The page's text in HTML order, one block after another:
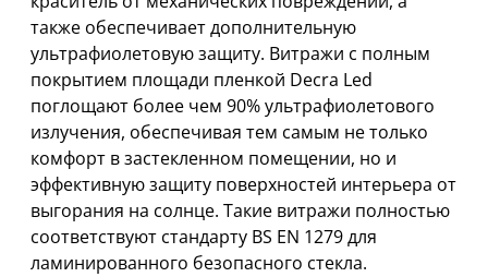
также обеспечивает дополнительную
ультрафиолетовую защиту. Витражи с полным
покрытием площади пленкой Decra Led
поглощают более чем 90% ультрафиолетового
излучения, обеспечивая тем самым не только
комфорт в застекленном помещении, но и
эффективную защиту поверхностей интерьера от
выгорания на солнце. Такие витражи полностью
соответствуют стандарту BS EN 1279 для
ламинированного безопасного стекла.